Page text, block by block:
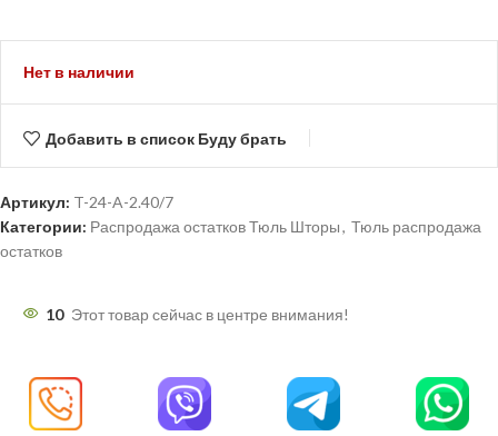
Нет в наличии
Добавить в список Буду брать
Артикул: T-24-A-2.40/7
Категории: Распродажа остатков Тюль Шторы, Тюль распродажа
остатков
10 Этот товар сейчас в центре внимания!